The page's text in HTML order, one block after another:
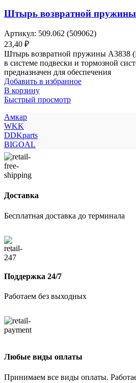
Штырь возвратной
Артикул: 509.062 (509062)
23,40 ₽
Штырь возвратной пружины A3838
в системе подвески и тормозной
предназначен для обеспечения
Добавить в избранное
В корзину
Быстрый просмотр
Амкар
WKK
DDKparts
BIGOAL
Доставка
Бесплатная доставка до терминала
Поддержка 24/7
Работаем без выходных
Любые виды оплаты
Принимаем все виды оплаты.